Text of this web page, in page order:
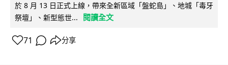
於 8 月 13 日正式上線，帶來全新區域「盤蛇島」、地城「毒牙
祭壇」、新型態世...
閱讀全文
71 分享